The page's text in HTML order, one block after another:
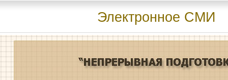
Электронное СМИ